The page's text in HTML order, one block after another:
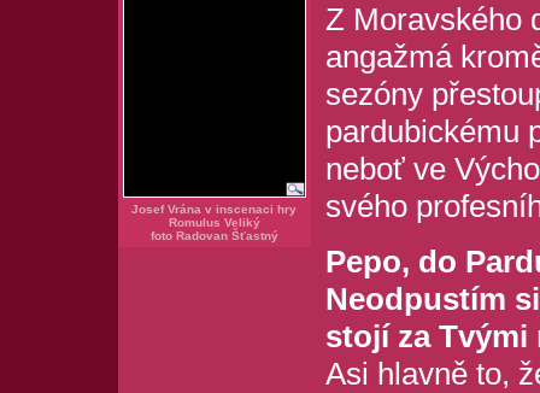
Josef Vrána v inscenaci hry
Romulus Veliký
foto Radovan Šťastný
Z Moravského
angažmá
sezóny
pardubickému
neboť ve
svého
Pepo, do
Neodpustím
stojí za
Asi hlavně to,